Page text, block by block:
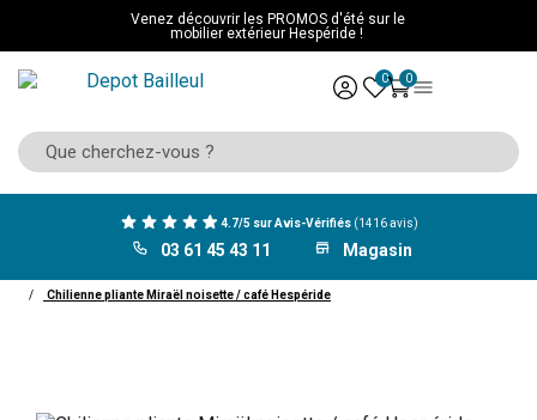
Venez découvrir les PROMOS d'été sur le
mobilier extérieur Hespéride !
0 0
4.7/5 sur Avis-Vérifiés (1416 avis)
03 61 45 43 11 Magasin
Chilienne pliante Miraël noisette / café Hespéride